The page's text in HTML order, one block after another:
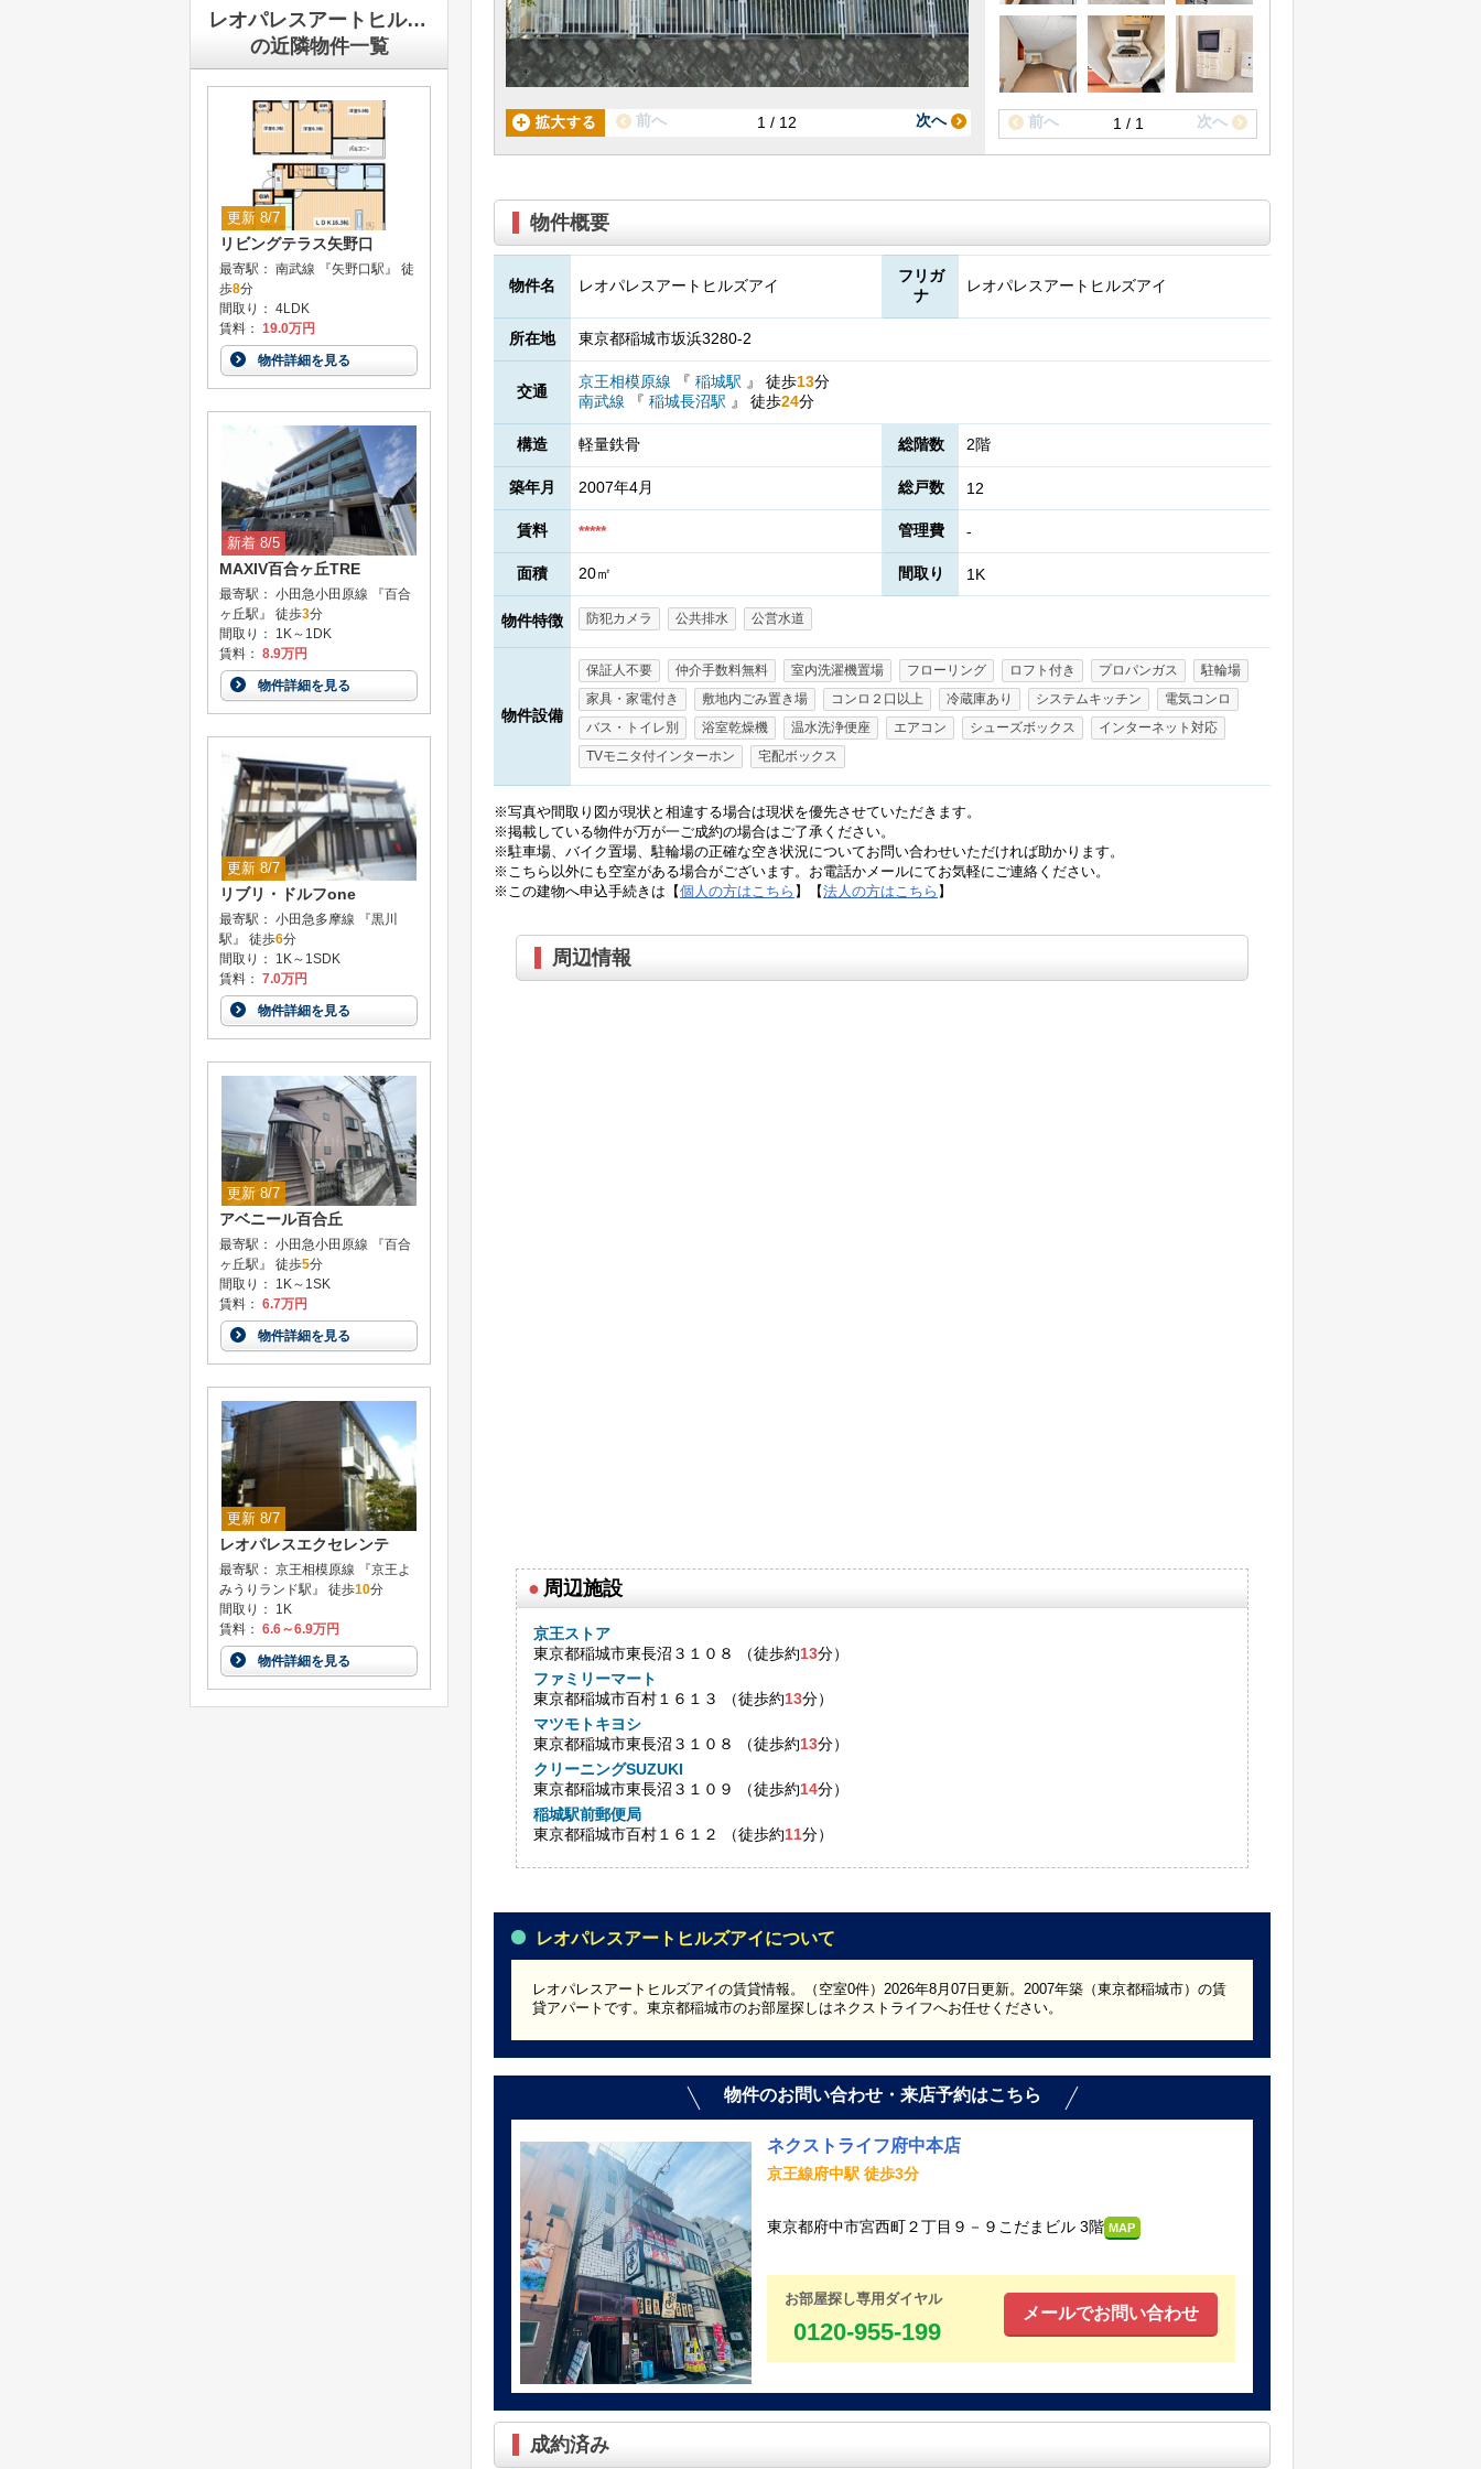
1 / 12
前へ 次へ 1 / 1
前へ 次へ
物件概要
物件名 レオパレスアートヒルズアイ
フリガ
ナ
レオパレスアートヒルズアイ
所在地 東京都稲城市坂浜3280-2
交通
京王相模原線 『 稲城駅 』 徒歩13分
南武線
『 稲城長沼駅 』 徒歩24分
構造 軽量鉄骨 総階数 2階
築年月 2007年4月 総戸数 12
賃料 ***** 管理費 -
面積 20㎡ 間取り 1K
物件特徴 防犯カメラ 公共排水 公営水道
物件設備
保証人不要 仲介手数料無料 室内洗濯機置場 フローリング ロフト付き プロパンガス
駐輪場
家具・家電付き
敷地内ごみ置き場 コンロ２口以上 冷蔵庫あり システムキッチン
電気コンロ
バス・トイレ別
浴室乾燥機 温水洗浄便座 エアコン シューズボックス
インターネット対応
TVモニタ付インターホン
宅配ボックス
※写真や間取り図が現状と相違する場合は現状を優先させていただきます。
※掲載している物件が万が一ご成約の場合はご了承ください。
※駐車場、バイク置場、駐輪場の正確な空き状況についてお問い合わせいただければ助かります。
※こちら以外にも空室がある場合がございます。お電話かメールにてお気軽にご連絡ください。
※この建物へ申込手続きは【個人の方はこちら 】【法人の方はこちら 】
周辺情報
● 周辺施設
京王ストア
東京都稲城市東長沼３１０８ （徒歩約13分）
ファミリーマート
東京都稲城市百村１６１３ （徒歩約13分）
マツモトキヨシ
東京都稲城市東長沼３１０８ （徒歩約13分）
クリーニングSUZUKI
東京都稲城市東長沼３１０９ （徒歩約14分）
稲城駅前郵便局
東京都稲城市百村１６１２ （徒歩約11分）
レオパレスアートヒルズアイについて
レオパレスアートヒルズアイの賃貸情報。（空室0件）2026年8月07日更新。2007年築（東京都稲城市）の賃
貸アパートです。東京都稲城市のお部屋探しはネクストライフへお任せください。
物件のお問い合わせ・来店予約はこちら
ネクストライフ府中本店
京王線府中駅 徒歩3分
東京都府中市宮西町２丁目９－９こだまビル 3階 MAP
お部屋探し専用ダイヤル
0120-955-199
メールでお問い合わせ
成約済み
レオパレスアートヒルズアイ
の近隣物件一覧
更新 8/7
リビングテラス矢野口
最寄駅： 南武線 『矢野口駅』 徒
歩8分
間取り： 4LDK
賃料： 19.0万円
物件詳細を見る
新着 8/5
MAXIV百合ヶ丘TRE
最寄駅： 小田急小田原線 『百合
ヶ丘駅』 徒歩3分
間取り： 1K～1DK
賃料： 8.9万円
物件詳細を見る
更新 8/7
リブリ・ドルフone
最寄駅： 小田急多摩線 『黒川
駅』 徒歩6分
間取り： 1K～1SDK
賃料： 7.0万円
物件詳細を見る
更新 8/7
アベニール百合丘
最寄駅： 小田急小田原線 『百合
ヶ丘駅』 徒歩5分
間取り： 1K～1SK
賃料： 6.7万円
物件詳細を見る
更新 8/7
レオパレスエクセレンテ
最寄駅： 京王相模原線 『京王よ
みうりランド駅』 徒歩10分
間取り： 1K
賃料： 6.6～6.9万円
物件詳細を見る